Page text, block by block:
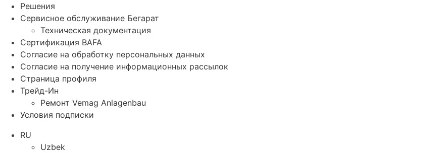
Решения
Сервисное обслуживание Бегарат
Техническая документация
Сертификация BAFA
Согласие на обработку персональных данных
Согласие на получение информационных рассылок
Страница профиля
Трейд-Ин
Ремонт Vemag Anlagenbau
Условия подписки
RU
Uzbek